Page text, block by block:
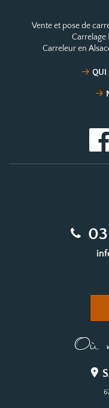
Vente et pose de
Carrelage
Carreleur en
QUI
Où